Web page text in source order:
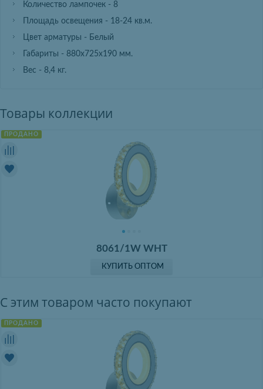
Количество лампочек - 8
Площадь освещения - 18-24 кв.м.
Цвет арматуры - Белый
Габариты - 880х725х190 мм.
Вес - 8,4 кг.
Товары коллекции
ПРОДАНО
8061/1W WHT
КУПИТЬ ОПТОМ
С этим товаром часто покупают
ПРОДАНО